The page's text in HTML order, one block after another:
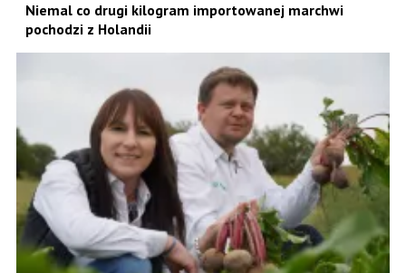
Niemal co drugi kilogram importowanej marchwi
pochodzi z Holandii